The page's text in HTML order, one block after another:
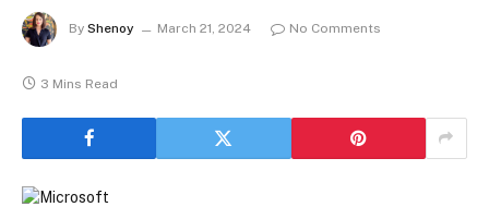
By Shenoy March 21, 2024 No Comments
3 Mins Read